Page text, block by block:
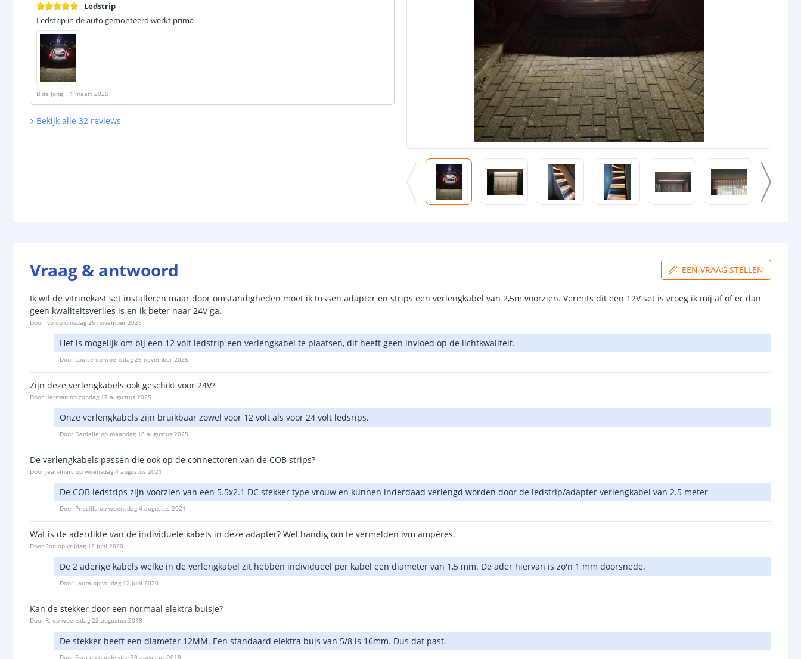
Ledstrip
Ledstrip in de auto gemonteerd werkt prima
B de Jong | 1 maart 2025
Bekijk alle 32 reviews
Vraag & antwoord EEN VRAAG STELLEN
Ik wil de vitrinekast set installeren maar door omstandigheden moet ik tussen adapter en strips een verlengkabel van 2,5m voorzien. Vermits dit een 12V set is vroeg ik mij af of er dan
geen kwaliteitsverlies is en ik beter naar 24V ga.
Door Ivo op dinsdag 25 november 2025
Het is mogelijk om bij een 12 volt ledstrip een verlengkabel te plaatsen, dit heeft geen invloed op de lichtkwaliteit.
Door Louise op woensdag 26 november 2025
Zijn deze verlengkabels ook geschikt voor 24V?
Door Herman op zondag 17 augustus 2025
Onze verlengkabels zijn bruikbaar zowel voor 12 volt als voor 24 volt ledsrips.
Door Danielle op maandag 18 augustus 2025
De verlengkabels passen die ook op de connectoren van de COB strips?
Door jean-marc op woensdag 4 augustus 2021
De COB ledstrips zijn voorzien van een 5.5x2.1 DC stekker type vrouw en kunnen inderdaad verlengd worden door de ledstrip/adapter verlengkabel van 2.5 meter
Door Priscilla op woensdag 4 augustus 2021
Wat is de aderdikte van de individuele kabels in deze adapter? Wel handig om te vermelden ivm ampères.
Door Ron op vrijdag 12 juni 2020
De 2 aderige kabels welke in de verlengkabel zit hebben individueel per kabel een diameter van 1,5 mm. De ader hiervan is zo'n 1 mm doorsnede.
Door Laura op vrijdag 12 juni 2020
Kan de stekker door een normaal elektra buisje?
Door R. op woensdag 22 augustus 2018
De stekker heeft een diameter 12MM. Een standaard elektra buis van 5/8 is 16mm. Dus dat past.
Door Esra op donderdag 23 augustus 2018